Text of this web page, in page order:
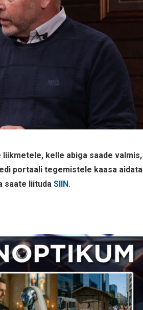
kelle abiga saade valmis,
portaali tegemistele kaasa aidata
saate liitudaSIIN.